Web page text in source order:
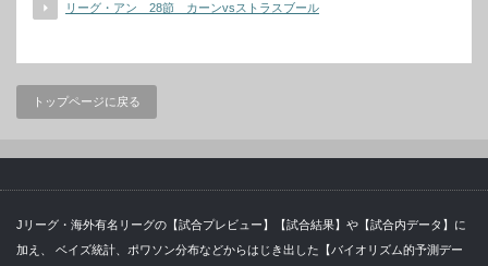
リーグ・アン 28節 カーンvsストラスブール
トップページに戻る
Jリーグ・海外有名リーグの【試合プレビュー】【試合結果】や【試合内データ】に
加え、 ベイズ統計、ポワソン分布などからはじき出した【バイオリズム的予測デー